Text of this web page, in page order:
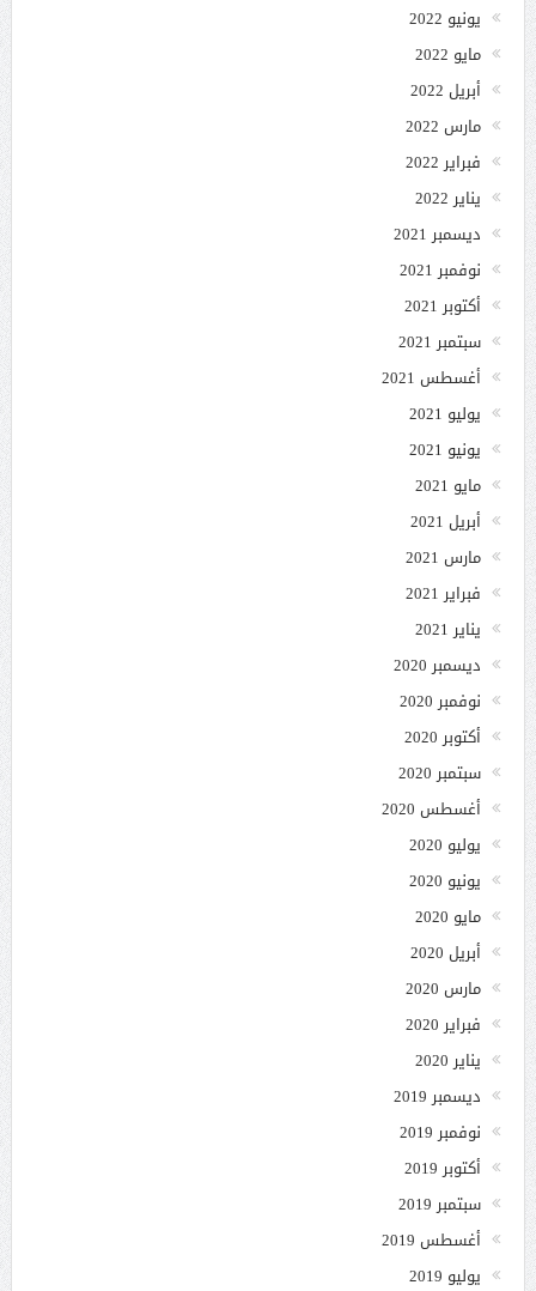
يونيو 2022
مايو 2022
أبريل 2022
مارس 2022
فبراير 2022
يناير 2022
ديسمبر 2021
نوفمبر 2021
أكتوبر 2021
سبتمبر 2021
أغسطس 2021
يوليو 2021
يونيو 2021
مايو 2021
أبريل 2021
مارس 2021
فبراير 2021
يناير 2021
ديسمبر 2020
نوفمبر 2020
أكتوبر 2020
سبتمبر 2020
أغسطس 2020
يوليو 2020
يونيو 2020
مايو 2020
أبريل 2020
مارس 2020
فبراير 2020
يناير 2020
ديسمبر 2019
نوفمبر 2019
أكتوبر 2019
سبتمبر 2019
أغسطس 2019
يوليو 2019